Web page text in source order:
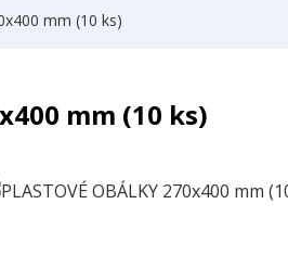
mm (10 ks)
mm (10 ks)